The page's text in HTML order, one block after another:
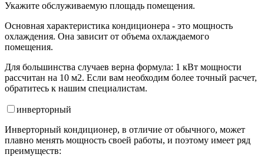
Укажите обслуживаемую площадь помещения.
Основная характеристика кондиционера - это мощность
охлаждения. Она зависит от объема охлаждаемого
помещения.
Для большинства случаев верна формула: 1 кВт мощности
рассчитан на 10 м2. Если вам необходим более точный расчет,
обратитесь к нашим специалистам.
инверторный
Инверторный кондиционер, в отличие от обычного, может
плавно менять мощность своей работы, и поэтому имеет ряд
преимуществ: